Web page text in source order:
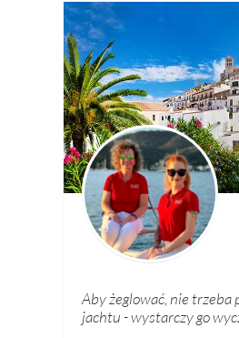
Aby żeglować, nie trzeba
jachtu - wystarczy go